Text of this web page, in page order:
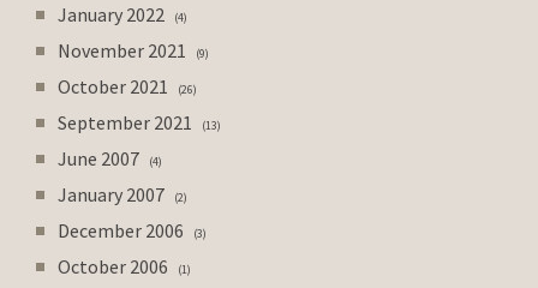
January 2022 4
November 2021 9
October 2021 26
September 2021 13
June 2007 4
January 2007 2
December 2006 3
October 2006 1